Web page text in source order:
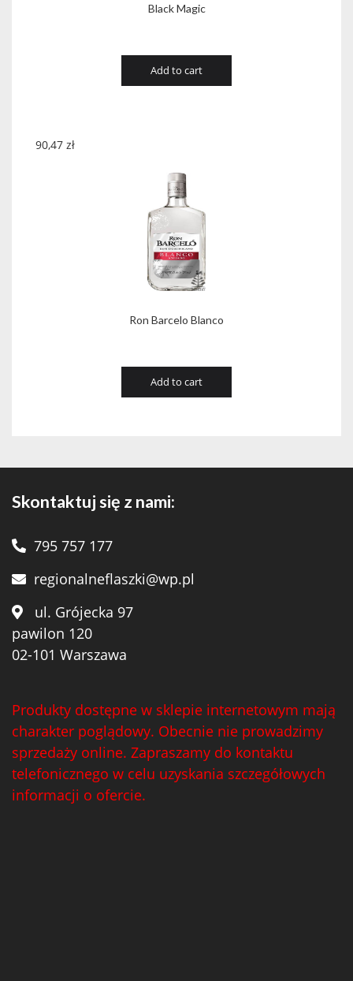
Black Magic
Add to cart
Ron Barcelo Blanco
90,47 zł
Add to cart
Skontaktuj się z nami:
795 757 177
regionalneflaszki@wp.pl
ul. Grójecka 97
pawilon 120
02-101 Warszawa
Produkty dostępne w sklepie internetowym mają
charakter poglądowy. Obecnie nie prowadzimy
sprzedaży online. Zapraszamy do kontaktu
telefonicznego w celu uzyskania szczegółowych
informacji o ofercie.